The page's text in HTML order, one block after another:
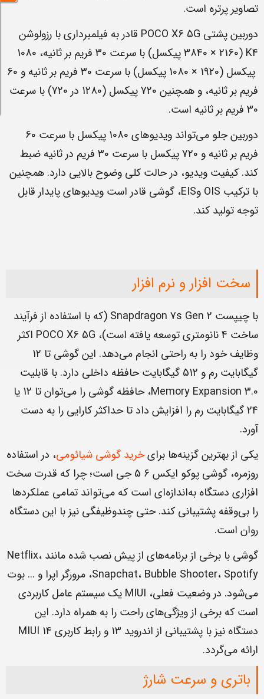
تصاویر پرتره است.
دوربین پشتی POCO X6 5G قادر به فیلمبرداری با رزولوشن
K4 (3840 × 2160 پیکسل) با سرعت 30 فریم بر ثانیه، 1080
پیکسل (1920 × 1080 پیکسل) با سرعت 30 فریم بر ثانیه و 60
فریم بر ثانیه، و همچنین 720 پیکسل (1280 در 720) با سرعت
30 فریم بر ثانیه است.
دوربین جلو می‌تواند ویدیوهای 1080 پیکسل با سرعت 60
فریم بر ثانیه و 720 پیکسل با سرعت 30 فریم در ثانیه ضبط
کند. کیفیت ویدیو، در حالت کلی وضوح بالایی دارد. همچنین
با ترکیب OIS وEIS، گوشی قادر است ویدیوهای پایدار قابل
توجه تولید کند.
سخت افزار و نرم افزار
با چیپست Snapdragon 7s Gen 2 (که با استفاده از فرآیند
ساخت 4 نانومتری توسعه یافته است)، POCO X6 5G اکثر
وظایف خود را به راحتی انجام می‌دهد. این گوشی تا 12
گیگابایت رم و 512 گیگابایت حافظه داخلی دارد. با قابلیت
Memory Expansion 3.0، حافظه گوشی را می‌توان تا 12 یا
24 گیگابایت رم را افزایش داد تا حداکثر کارایی را به دست
آورد.
یکی از بهترین گزینه‌ها برایخرید گوشی شیائومی، در استفاده
روزمره، گوشی پوکو ایکس 6 5 جی است؛ چرا که قدرت سخت
افزاری دستگاه به‌اندازه‌ای است که می‌تواند تمامی عملکردها
را بی‌وقفه پشتیبانی کند. حتی چندوظیفگی نیز با این دستگاه
روان است.
گوشی با برخی از برنامه‌های از پیش نصب شده مانند Netflix،
Snapchat، Bubble Shooter، Spotify، مرورگر اپرا و ... بوت
می‌شود. در وضعیت فعلی، MIUI یک سیستم عامل کاربردی
است که برخی از ویژگی‌های راحت را به همراه دارد. این
دستگاه نیز با پشتیبانی از اندروید 13 و رابط کاربری MIUI 14
ارائه می‌گردد.
باتری و سرعت شارژ